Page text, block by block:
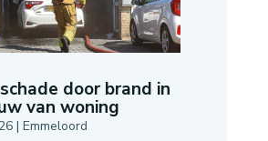
door brand in
van woning
| Emmeloord